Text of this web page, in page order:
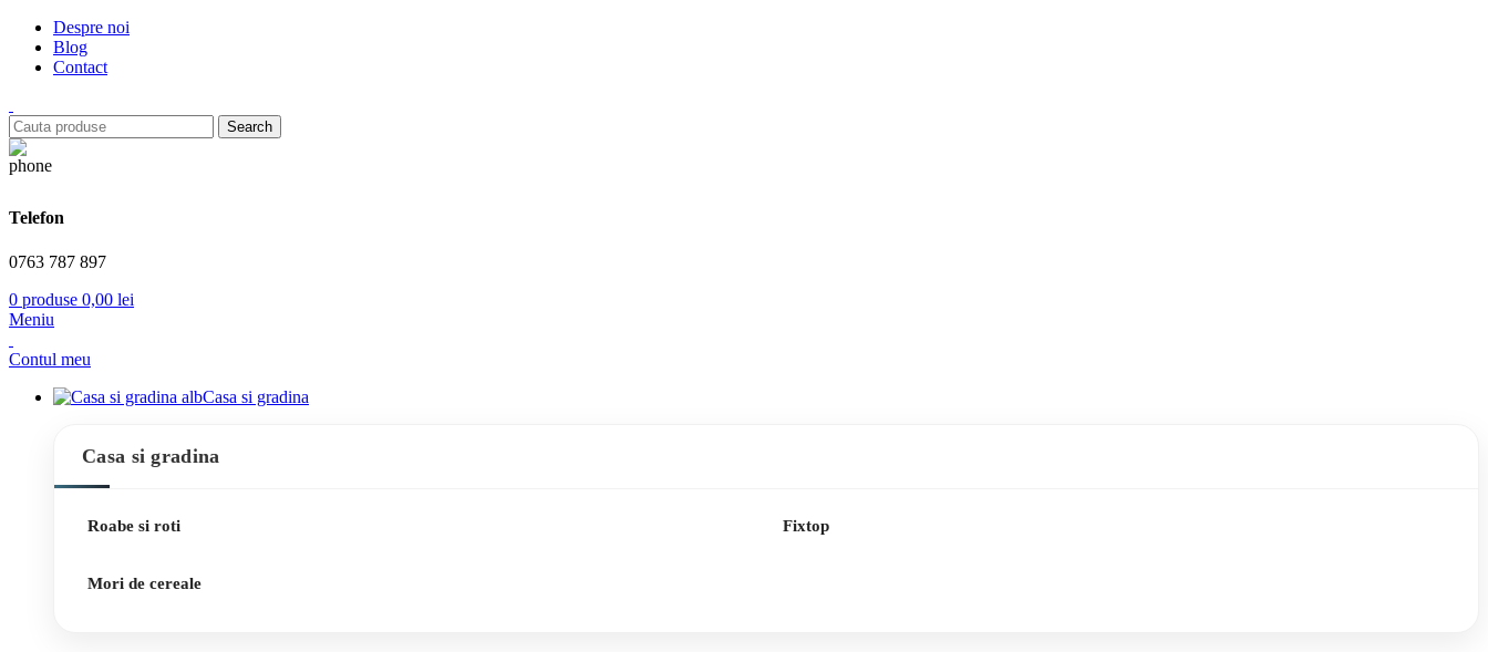
Despre noi
Blog
Contact
Search
Telefon
0763 787 897
0 produse 0,00 lei
Meniu
Contul meu
Casa si gradina
Casa si gradina
Roabe si roti
Mori de cereale
Fixtop